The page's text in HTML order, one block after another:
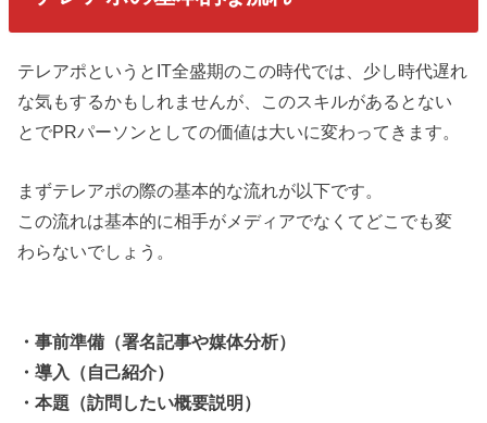
テレアポというとIT全盛期のこの時代では、少し時代遅れ
な気もするかもしれませんが、このスキルがあるとない
とでPRパーソンとしての価値は大いに変わってきます。
まずテレアポの際の基本的な流れが以下です。
この流れは基本的に相手がメディアでなくてどこでも変
わらないでしょう。
・事前準備（署名記事や媒体分析）
・導入（自己紹介）
・本題（訪問したい概要説明）